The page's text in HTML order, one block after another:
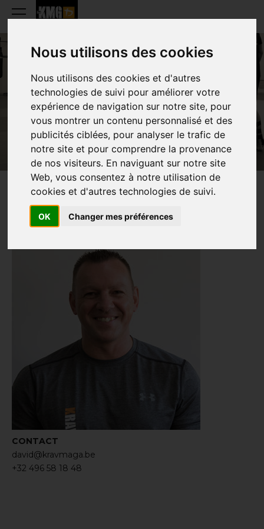
Nous utilisons des cookies
Nous utilisons des cookies et d'autres
technologies de suivi pour améliorer votre
expérience de navigation sur notre site, pour
vous montrer un contenu personnalisé et des
publicités ciblées, pour analyser le trafic de
notre site et pour comprendre la provenance
de nos visiteurs. En naviguant sur notre site
Web, vous consentez à notre utilisation de
cookies et d'autres technologies de suivi.
OK Changer mes préférences
DAVID BOUCHER
PRESENTATIE
CONTACT
david@kravmaga.be
+32 496 58 18 48